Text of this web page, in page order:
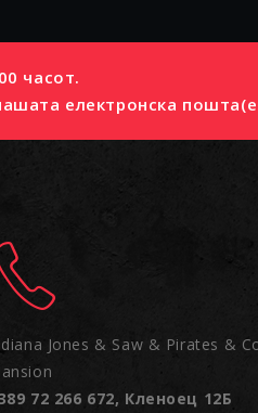
часот.
електронска
Jones & Saw & Pirates &
72 266 672, Кленоец 12Б